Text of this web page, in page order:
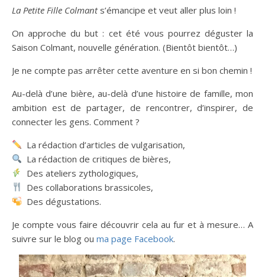
La Petite Fille Colmants’émancipe et veut aller plus loin !
On approche du but : cet été vous pourrez déguster la
Saison Colmant, nouvelle génération. (Bientôt bientôt…)
Je ne compte pas arrêter cette aventure en si bon chemin !
Au-delà d’une bière, au-delà d’une histoire de famille, mon
ambition est de partager, de rencontrer, d’inspirer, de
connecter les gens. Comment ?
La rédaction d’articles de vulgarisation,
La rédaction de critiques de bières,
Des ateliers zythologiques,
Des collaborations brassicoles,
Des dégustations.
Je compte vous faire découvrir cela au fur et à mesure… A
suivre sur le blog ou ma page Facebook.